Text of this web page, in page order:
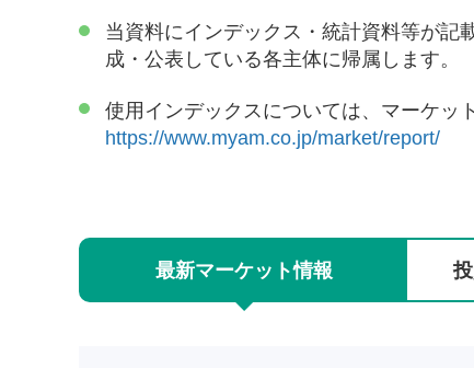
当資料にインデックス・統計資料等が記
成・公表している各主体に帰属します。
使用インデックスについては、マーケッ
https://www.myam.co.jp/market/report/
最新マーケット情報